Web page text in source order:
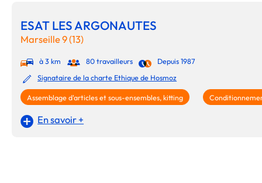
ESAT LES ARGONAUTES
Marseille 9 (13)
à 3 km 80 travailleurs
Depuis 1987
Signataire de la charte Ethique de Hosmoz
Assemblage d'articles et sous-ensembles, kitting
En savoir +